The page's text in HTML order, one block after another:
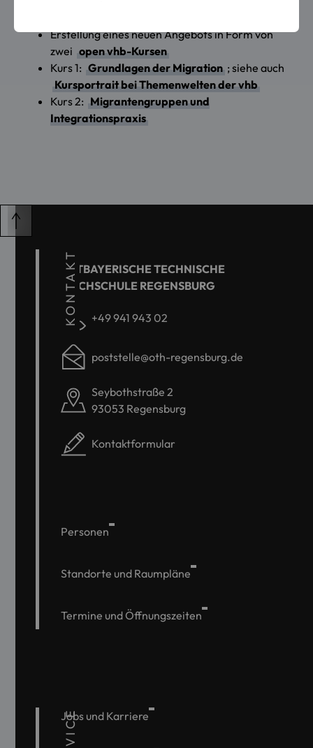
Erstellung eines neuen Angebots in Form von
zwei open vhb-Kursen
Kurs 1: Grundlagen der Migration ; siehe auch
Kursportrait bei Themenwelten der vhb
Kurs 2: Migrantengruppen und
Integrationspraxis
KONTAKT
OSTBAYERISCHE TECHNISCHE
HOCHSCHULE REGENSBURG
+49 941 943 02
poststelle@oth-regensburg.de
Seybothstraße 2
93053 Regensburg
Kontaktformular
Personen
Standorte und Raumpläne
Termine und Öffnungszeiten
Jobs und Karriere